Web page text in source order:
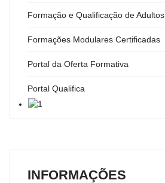
Formação e Qualificação de Adultos
Formações Modulares Certificadas
Portal da Oferta Formativa
Portal Qualifica
INFORMAÇÕES